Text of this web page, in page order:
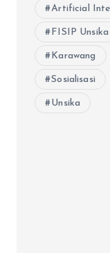
Artificial
FISIP Unsika
Karawang
Sosialisasi
Unsika